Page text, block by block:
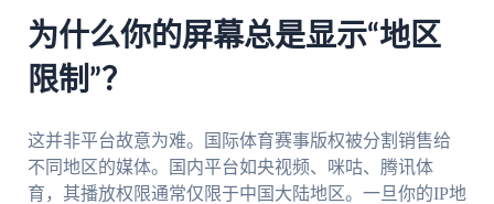
为什么你的屏幕总是显示“地区
限制”？
这并非平台故意为难。国际体育赛事版权被分割销售给
不同地区的媒体。国内平台如央视频、咪咕、腾讯体
育，其播放权限通常仅限于中国大陆地区。一旦你的IP地